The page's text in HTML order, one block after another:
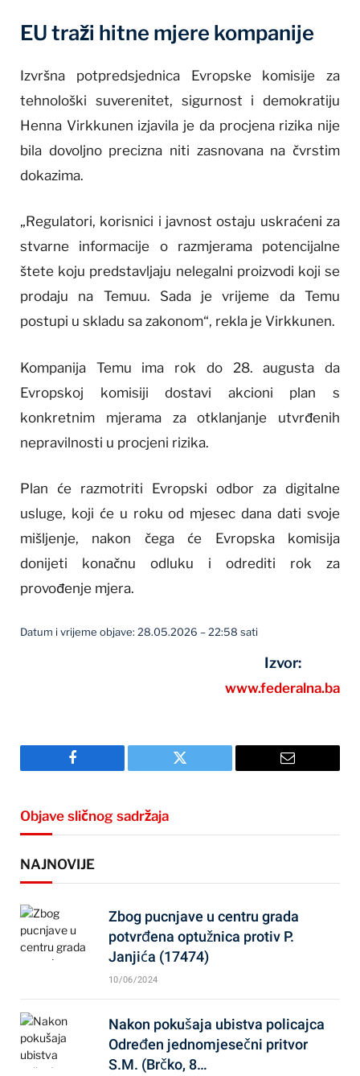
EU traži hitne mjere kompanije
Izvršna potpredsjednica Evropske komisije za
tehnološki suverenitet, sigurnost i demokratiju
Henna Virkkunen izjavila je da procjena rizika nije
bila dovoljno precizna niti zasnovana na čvrstim
dokazima.
„Regulatori, korisnici i javnost ostaju uskraćeni za
stvarne informacije o razmjerama potencijalne
štete koju predstavljaju nelegalni proizvodi koji se
prodaju na Temuu. Sada je vrijeme da Temu
postupi u skladu sa zakonom“, rekla je Virkkunen.
Kompanija Temu ima rok do 28. augusta da
Evropskoj komisiji dostavi akcioni plan s
konkretnim mjerama za otklanjanje utvrđenih
nepravilnosti u procjeni rizika.
Plan će razmotriti Evropski odbor za digitalne
usluge, koji će u roku od mjesec dana dati svoje
mišljenje, nakon čega će Evropska komisija
donijeti konačnu odluku i odrediti rok za
provođenje mjera.
Datum i vrijeme objave: 28.05.2026 – 22:58 sati
Izvor:
www.federalna.ba
Facebook Twitter Email
Objave sličnog sadržaja
NAJNOVIJE
Zbog pucnjave u centru grada
potvrđena optužnica protiv P.
Janjića (17474)
10/06/2024
Nakon pokušaja ubistva policajca
Određen jednomjesečni pritvor
S.M. (Brčko, 8…